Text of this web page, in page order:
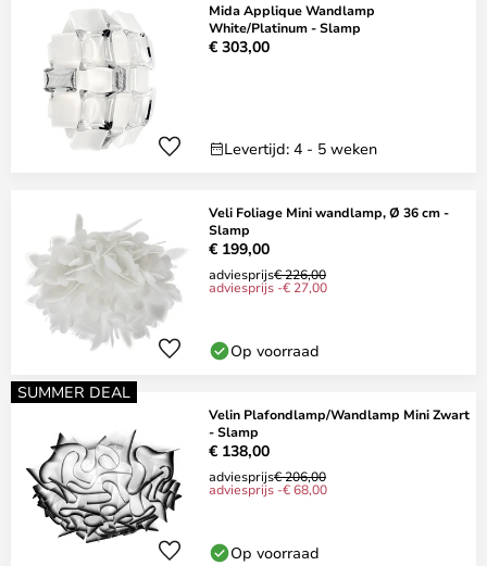
Mida Applique Wandlamp
White/Platinum - Slamp
€ 303,00
Levertijd: 4 - 5 weken
Veli Foliage Mini wandlamp, Ø 36 cm -
Slamp
€ 199,00
adviesprijs€ 226,00
adviesprijs -€ 27,00
Op voorraad
SUMMER DEAL
Velin Plafondlamp/Wandlamp Mini Zwart
- Slamp
€ 138,00
adviesprijs€ 206,00
adviesprijs -€ 68,00
Op voorraad